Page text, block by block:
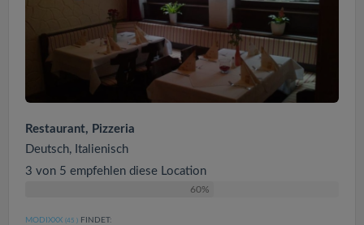
Restaurant, Pizzeria
Deutsch, Italienisch
3 von 5 empfehlen diese Location
60%
MODIXXX (45 ) FINDET: